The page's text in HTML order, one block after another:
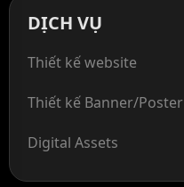
DỊCH VỤ
Thiết kế website
Thiết kế Banner/Poster
Digital Assets